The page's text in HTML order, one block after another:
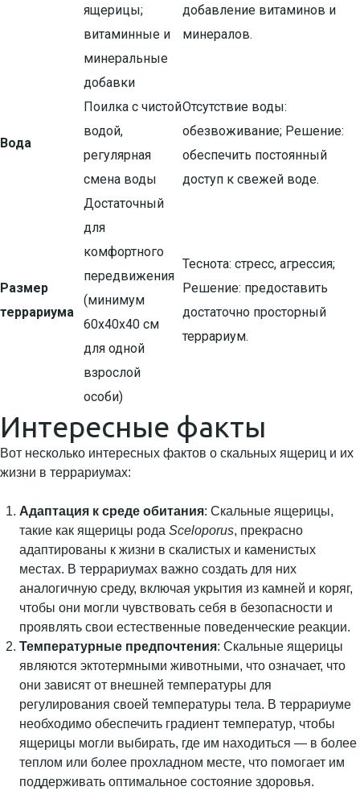
ящерицы;
витаминные и
минеральные
добавки
добавление витаминов и
минералов.
Вода
Поилка с чистой
водой,
регулярная
смена воды
Отсутствие воды:
обезвоживание; Решение:
обеспечить постоянный
доступ к свежей воде.
Размер
террариума
Достаточный
для
комфортного
передвижения
(минимум
60х40х40 см
для одной
взрослой
особи)
Теснота: стресс, агрессия;
Решение: предоставить
достаточно просторный
террариум.
Интересные факты
Вот несколько интересных фактов о скальных ящериц и их
жизни в террариумах:
Адаптация к среде обитания: Скальные ящерицы,
такие как ящерицы рода Sceloporus, прекрасно
адаптированы к жизни в скалистых и каменистых
местах. В террариумах важно создать для них
аналогичную среду, включая укрытия из камней и коряг,
чтобы они могли чувствовать себя в безопасности и
проявлять свои естественные поведенческие реакции.
Температурные предпочтения: Скальные ящерицы
являются эктотермными животными, что означает, что
они зависят от внешней температуры для
регулирования своей температуры тела. В террариуме
необходимо обеспечить градиент температур, чтобы
ящерицы могли выбирать, где им находиться — в более
теплом или более прохладном месте, что помогает им
поддерживать оптимальное состояние здоровья.